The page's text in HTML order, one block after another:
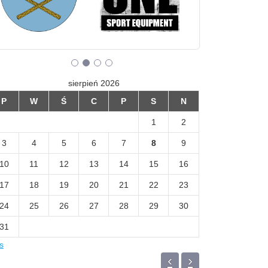
sierpień 2026
P
W Ś C P S N
1 2
3 4 5 6 7 8 9
11 12 13 14 15 16
18 19 20 21 22 23
25 26 27 28 29 30
‹ ›